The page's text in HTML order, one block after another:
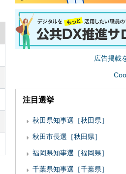
広告掲載
注目選挙
秋田県知事選［秋田県］
秋田市長選［秋田県］
福岡県知事選［福岡県］
千葉県知事選［千葉県］